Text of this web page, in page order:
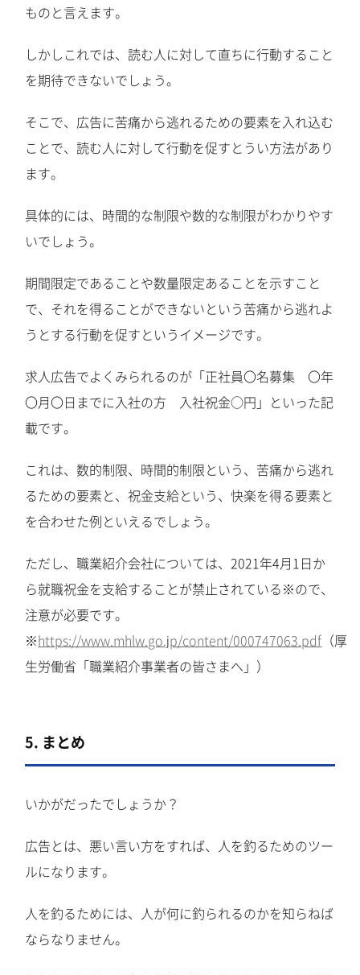
ものと言えます。
しかしこれでは、読む人に対して直ちに行動すること
を期待できないでしょう。
そこで、広告に苦痛から逃れるための要素を入れ込む
ことで、読む人に対して行動を促すとうい方法があり
ます。
具体的には、時間的な制限や数的な制限がわかりやす
いでしょう。
期間限定であることや数量限定あることを示すこと
で、それを得ることができないという苦痛から逃れよ
うとする行動を促すというイメージです。
求人広告でよくみられるのが「正社員〇名募集 〇年
〇月〇日までに入社の方 入社祝金○円」といった記
載です。
これは、数的制限、時間的制限という、苦痛から逃れ
るための要素と、祝金支給という、快楽を得る要素と
を合わせた例といえるでしょう。
ただし、職業紹介会社については、2021年4月1日か
ら就職祝金を支給することが禁止されている※ので、
注意が必要です。
※https://www.mhlw.go.jp/content/000747063.pdf （厚
生労働省「職業紹介事業者の皆さまへ」）
5. まとめ
いかがだったでしょうか？
広告とは、悪い言い方をすれば、人を釣るためのツー
ルになります。
人を釣るためには、人が何に釣られるのかを知らねば
ならなりません。